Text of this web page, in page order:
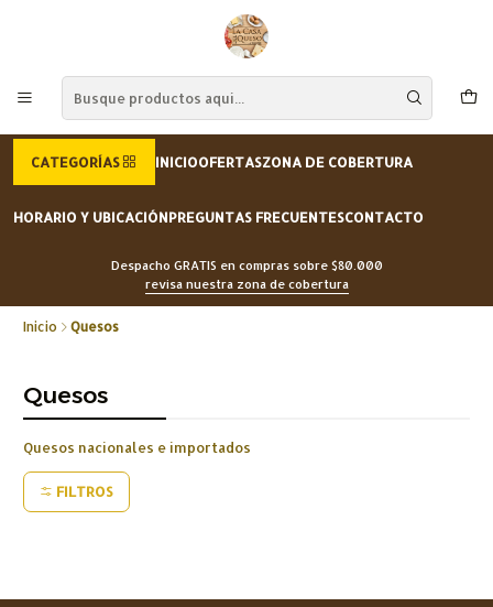
CATEGORÍAS INICIOOFERTASZONA DE COBERTURA
HORARIO Y UBICACIÓNPREGUNTAS FRECUENTESCONTACTO
Despacho GRATIS en compras sobre $80.000
revisa nuestra zona de cobertura
Inicio Quesos
Quesos
Quesos nacionales e importados
FILTROS